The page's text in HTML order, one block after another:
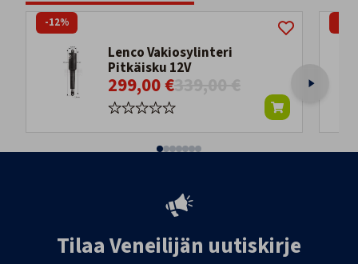
Lenco Vakiosylinteri
Pitkäisku 12V
299,00 €339,00 €
-12%
Tilaa Veneilijän uutiskirje